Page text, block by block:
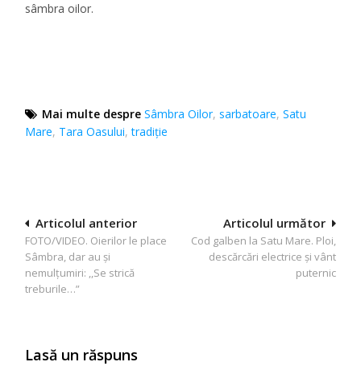
sâmbra oilor.
Mai multe despre Sâmbra Oilor,sarbatoare,Satu
Mare, Tara Oasului,tradiție
Navigare
în
articole
Articolul următor
Cod galben la Satu Mare. Ploi,
descărcări electrice și vânt
puternic
Articolul anterior
FOTO/VIDEO. Oierilor le place
Sâmbra, dar au și
nemulțumiri: ,,Se strică
treburile…”
Lasă un răspuns